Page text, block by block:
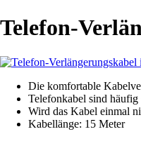
Telefon-
Die komfortable
Telefonkabel sind
Wird das Kabel einmal
Kabellänge: 15 Meter